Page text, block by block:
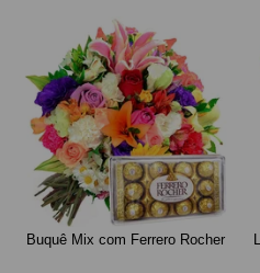
Buquê Mix com Ferrero Rocher